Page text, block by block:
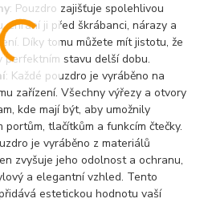
: Pouzdro zajišťuje spolehlivou
chrání ji před škrábanci, nárazy a
Díky tomu můžete mít jistotu, že
perfektním stavu delší dobu.
: Každé pouzdro je vyráběno na
zařízení. Všechny výřezy a otvory
kde mají být, aby umožnily
portům, tlačítkům a funkcím čtečky.
je vyráběno z materiálů
zvyšuje jeho odolnost a ochranu,
a elegantní vzhled. Tento
estetickou hodnotu vaší